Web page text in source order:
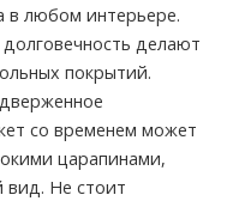
в любом интерьере.
делают
покрытий.
со временем может
царапинами,
вид. Не стоит